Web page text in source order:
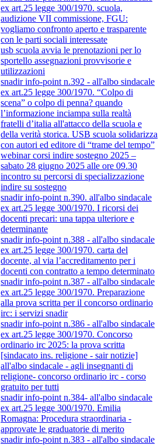
ex art.25 legge 300/1970. scuola,
audizione VII commissione, FGU:
vogliamo confronto aperto e trasparente
con le parti sociali interessate
usb scuola avvia le prenotazioni per lo
sportello assegnazioni provvisorie e
utilizzazioni
snadir info-point n.392 - all'albo sindacale
ex art.25 legge 300/1970. “Colpo di
scena” o colpo di penna? quando
l’informazione inciampa sulla realtà
fratelli d’italia all'attacco della scuola e
della verità storica. USB scuola solidarizza
con autori ed editore di “trame del tempo”
webinar corsi indire sostegno 2025 –
sabato 28 giugno 2025 alle ore 09.30
incontro su percorsi di specializzazione
indire su sostegno
snadir info-point n.390. all'albo sindacale
ex art.25 legge 300/1970. I ricorsi dei
docenti precari: una tappa ulteriore e
determinante
snadir info-point n.388 - all'albo sindacale
ex art.25 legge 300/1970. carta del
docente, al via l’accreditamento per i
docenti con contratto a tempo determinato
snadir info-point n.387 - all'albo sindacale
ex art.25 legge 300/1970. Preparazione
alla prova scritta per il concorso ordinario
irc: i servizi snadir
snadir info-point n.386 - all'albo sindacale
ex art.25 legge 300/1970. Concorso
ordinario irc 2025: la prova scritta
[sindacato ins. religione - sair notizie]
all'albo sindacale - agli insegnanti di
religione- concorso ordinario irc - corso
gratuito per tutti
snadir info-point n.384- all'albo sindacale
ex art.25 legge 300/1970. Emilia
Romagna: Procedura straordinaria -
approvate le graduatorie di merito
snadir info-point n.383 - all'albo sindacale